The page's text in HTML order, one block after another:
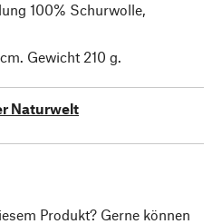
100% Schurwolle,
Gewicht 210 g.
Naturwelt
Produkt? Gerne können